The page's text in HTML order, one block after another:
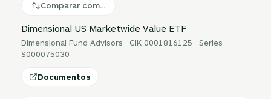
Comparar com…
Dimensional US Marketwide Value ETF
Dimensional Fund Advisors · CIK 0001816125 · Series
S000075030
Documentos